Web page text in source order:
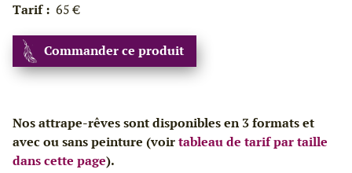
Tarif : 65 €
Commander ce produit
Nos attrape-rêves sont disponibles en 3 formats et
avec ou sans peinture (voirtableau de tarif par taille
dans cette page).